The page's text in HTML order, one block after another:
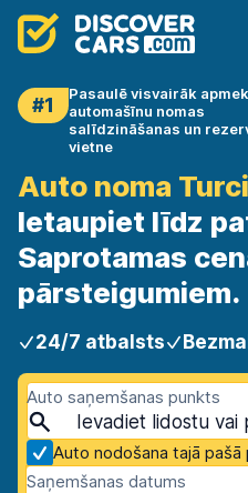
#1
Pasaulē visvairāk
automašīnu nomas
salīdzināšanas un
vietne
Auto noma
Ietaupiet līdz
Saprotamas
pārsteigumiem.
24/7 atbalsts
Auto saņemšanas punkts
Auto nodošana tajā pašā
Saņemšanas datums